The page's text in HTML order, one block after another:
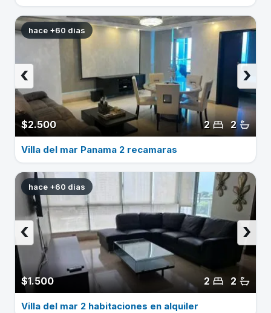
hace +60 dias
$2.500 2
2
›
‹
Villa del mar Panama 2 recamaras
hace +60 dias
$1.500 2
2
›
‹
Villa del mar 2 habitaciones en alquiler